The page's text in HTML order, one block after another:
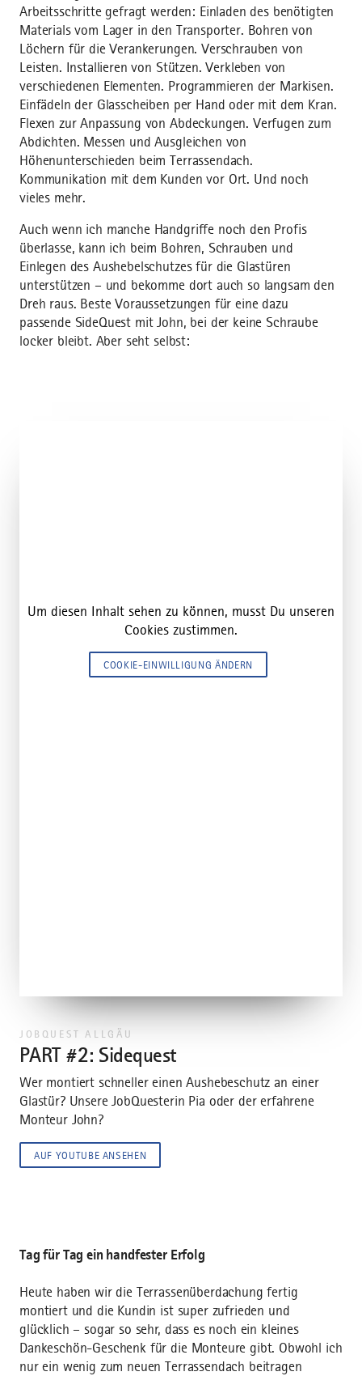
Arbeitsschritte gefragt werden: Einladen des benötigten
Materials vom Lager in den Transporter. Bohren von
Löchern für die Verankerungen. Verschrauben von
Leisten. Installieren von Stützen. Verkleben von
verschiedenen Elementen. Programmieren der Markisen.
Einfädeln der Glasscheiben per Hand oder mit dem Kran.
Flexen zur Anpassung von Abdeckungen. Verfugen zum
Abdichten. Messen und Ausgleichen von
Höhenunterschieden beim Terrassendach.
Kommunikation mit dem Kunden vor Ort. Und noch
vieles mehr.
Auch wenn ich manche Handgriffe noch den Profis
überlasse, kann ich beim Bohren, Schrauben und
Einlegen des Aushebelschutzes für die Glastüren
unterstützen – und bekomme dort auch so langsam den
Dreh raus. Beste Voraussetzungen für eine dazu
passende SideQuest mit John, bei der keine Schraube
locker bleibt. Aber seht selbst:
Um diesen Inhalt sehen zu können, musst Du unseren
Cookies zustimmen.
COOKIE-EINWILLIGUNG ÄNDERN
JOBQUEST ALLGÄU
PART #2: Sidequest
Wer montiert schneller einen Aushebeschutz an einer
Glastür? Unsere JobQuesterin Pia oder der erfahrene
Monteur John?
AUF YOUTUBE ANSEHEN
Tag für Tag ein handfester Erfolg
Heute haben wir die Terrassenüberdachung fertig
montiert und die Kundin ist super zufrieden und
glücklich – sogar so sehr, dass es noch ein kleines
Dankeschön-Geschenk für die Monteure gibt. Obwohl ich
nur ein wenig zum neuen Terrassendach beitragen